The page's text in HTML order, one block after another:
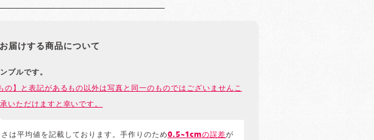
届けする商品について
プルです。
】と表記があるもの以外は写真と同一のものではございませんこ
いただけますと幸いです。
は平均値を記載しております。手作りのため0.5~1cmの誤差が